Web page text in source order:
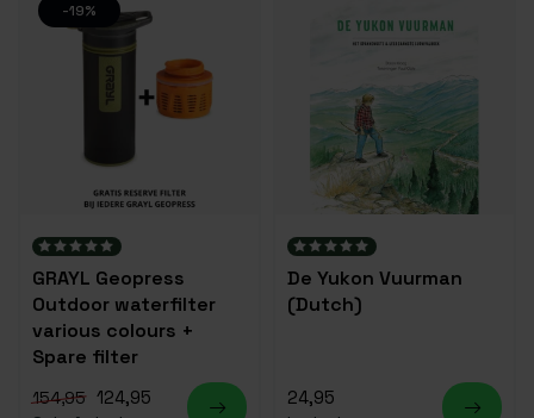
-19%
GRAYL Geopress
Outdoor waterfilter
various colours +
Spare filter
154,95 124,95
De Yukon Vuurman
(Dutch)
24,95